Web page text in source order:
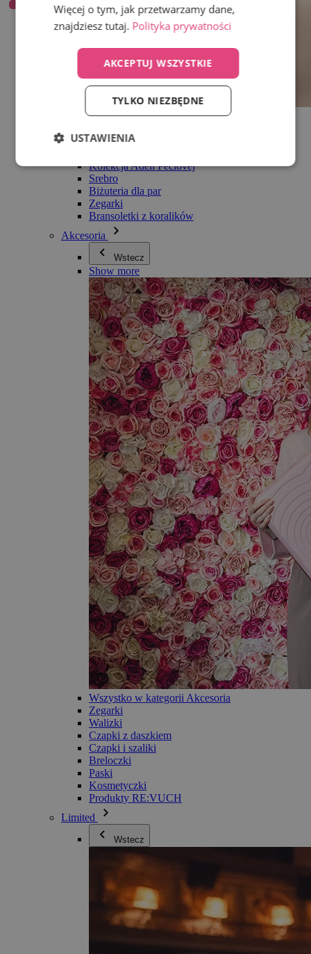
Wszystko w kategorii Biżuteria
Bransoletki
Kolekcja Adéli Pečlovej
Srebro
Biżuteria dla par
Zegarki
Bransoletki z koralików
Akcesoria
Wstecz
Show more
Wszystko w kategorii Akcesoria
Zegarki
Walizki
Czapki z daszkiem
Czapki i szaliki
Breloczki
Paski
Kosmetyczki
Produkty RE:VUCH
Limited
Wstecz
Więcej o tym, jak przetwarzamy dane,
znajdziesz tutaj. Polityka prywatności
AKCEPTUJ WSZYSTKIE
TYLKO NIEZBĘDNE
USTAWIENIA